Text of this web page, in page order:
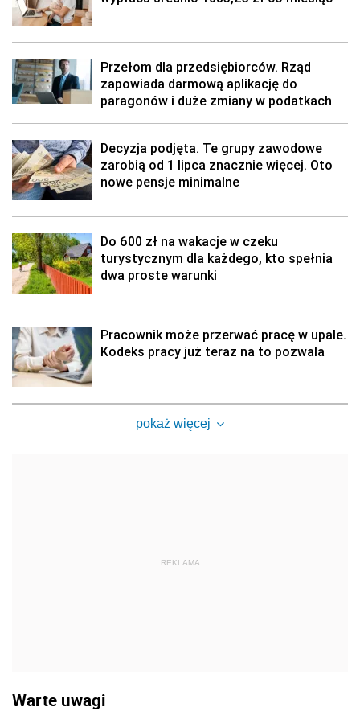
Przełom dla przedsiębiorców. Rząd
zapowiada darmową aplikację do
paragonów i duże zmiany w podatkach
Decyzja podjęta. Te grupy zawodowe
zarobią od 1 lipca znacznie więcej. Oto
nowe pensje minimalne
Do 600 zł na wakacje w czeku
turystycznym dla każdego, kto spełnia
dwa proste warunki
Pracownik może przerwać pracę w upale.
Kodeks pracy już teraz na to pozwala
pokaż więcej
REKLAMA
Warte uwagi